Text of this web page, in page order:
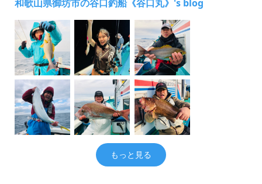
和歌山県御坊市の谷口釣船《谷口丸》's blog
もっと見る